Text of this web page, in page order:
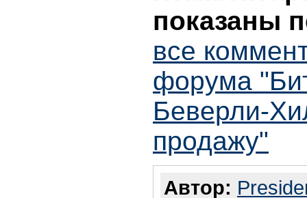
показаны
все
форума
Беверли-
продажу"
Автор: